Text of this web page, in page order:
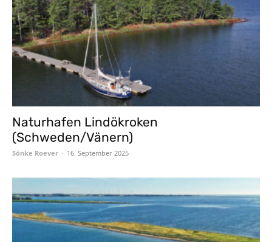
Naturhafen Lindökroken
(Schweden/Vänern)
Sönke Roever - 16. September 2025